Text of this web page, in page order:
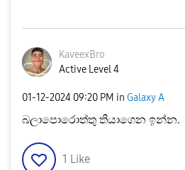
KaveexBro
Active Level 4
‎01-12-2024 09:20 PM in Galaxy A
බලාපොරොත්තු තියාගෙන ඉන්න.
1 Like